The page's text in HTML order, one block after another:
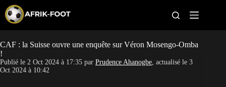
p
o
c
o
CAN féminine
CAF : la Suisse ouvre une enquête sur Véron Mosengo-Omba
!
Publié le 2 Oct 2024 à 17:35 par Prudence Ahanogbe, actualisé le 3
Oct 2024 à 10:42